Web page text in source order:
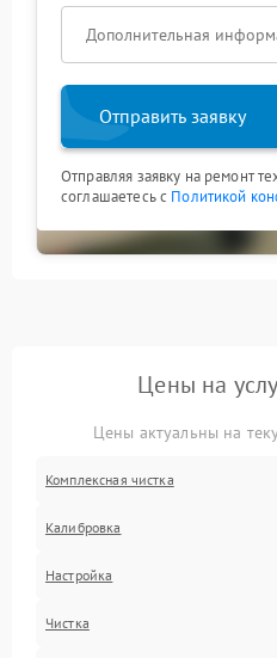
Отправить заявку
Отправляя заявку на ремонт
соглашаетесь с Политикой
Цены на
Цены актуальны на
Комплексная чистка
Калибровка
Настройка
Чистка